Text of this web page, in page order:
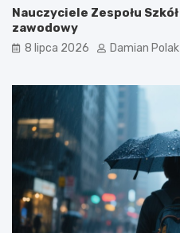
Nauczyciele Zespołu
zawodowy
8 lipca 2026 Damian Polak